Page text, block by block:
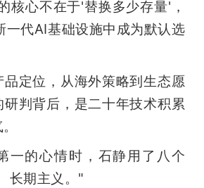
核心不在于'替换多少存量'，
一代AI基础设施中成为默认选
品定位，从海外策略到生态愿
判背后，是二十年技术积累
一的心情时，石静用了八个
长期主义。"